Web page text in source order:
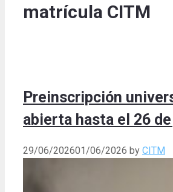
matrícula CITM
Preinscripción
abierta hasta el 26
29/06/202601/06/2026 by CITM